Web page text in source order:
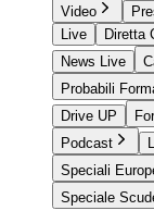
Video
Live
Diretta
News Live
Probabili
Drive UP
Podcast
Speciali
Speciale